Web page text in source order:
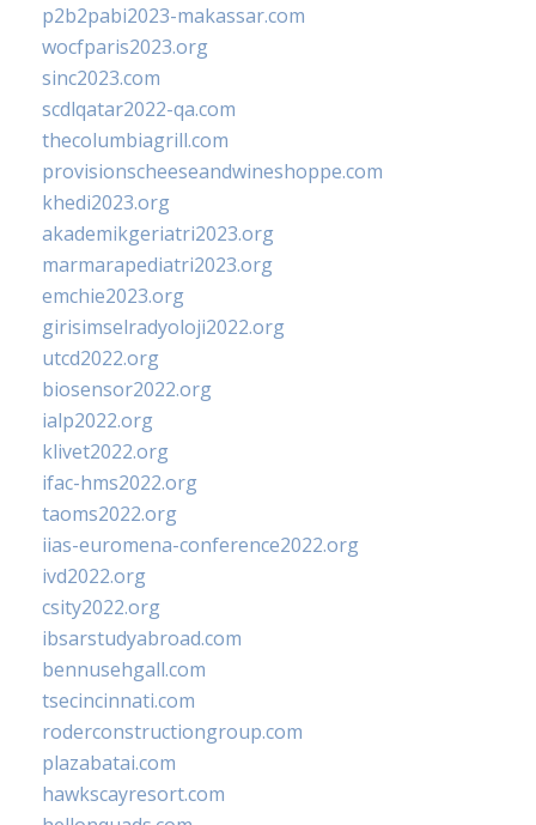
p2b2pabi2023-makassar.com
wocfparis2023.org
sinc2023.com
scdlqatar2022-qa.com
thecolumbiagrill.com
provisionscheeseandwineshoppe.com
khedi2023.org
akademikgeriatri2023.org
marmarapediatri2023.org
emchie2023.org
girisimselradyoloji2022.org
utcd2022.org
biosensor2022.org
ialp2022.org
klivet2022.org
ifac-hms2022.org
taoms2022.org
iias-euromena-conference2022.org
ivd2022.org
csity2022.org
ibsarstudyabroad.com
bennusehgall.com
tsecincinnati.com
roderconstructiongroup.com
plazabatai.com
hawkscayresort.com